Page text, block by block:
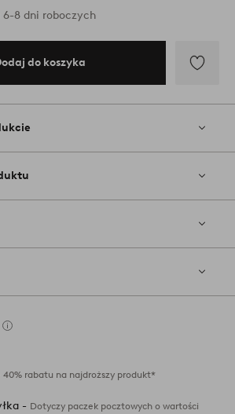
8 dni roboczych
do koszyka
do
40% rabatu na najdroższy produkt*
- Dotyczy paczek pocztowych o wartości